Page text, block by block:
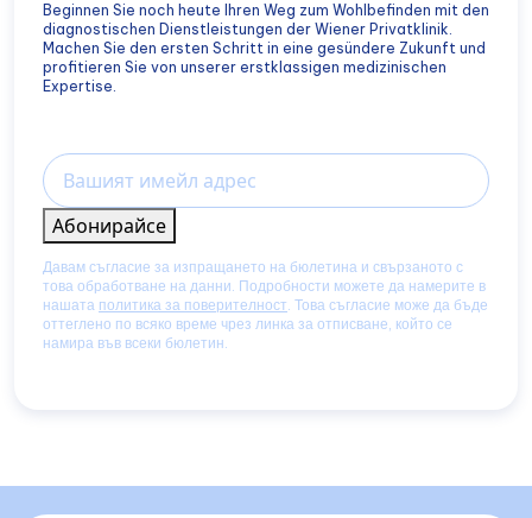
Beginnen Sie noch heute Ihren Weg zum Wohlbefinden mit den
diagnostischen Dienstleistungen der Wiener Privatklinik.
Machen Sie den ersten Schritt in eine gesündere Zukunft und
profitieren Sie von unserer erstklassigen medizinischen
Expertise.
Email
Абонирайсе
Давам съгласие за изпращането на бюлетина и свързаното с
това обработване на данни. Подробности можете да намерите в
нашата политика за поверителност. Това съгласие може да бъде
оттеглено по всяко време чрез линка за отписване, който се
намира във всеки бюлетин.